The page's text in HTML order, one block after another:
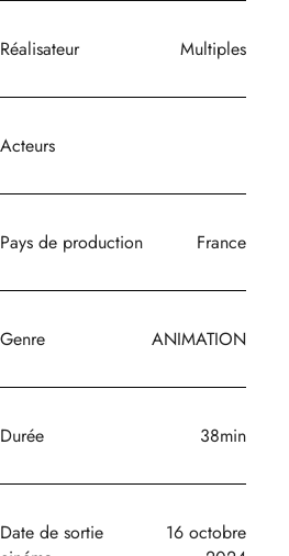
Réalisateur Multiples
Acteurs
Pays de production France
Genre ANIMATION
Durée 38min
Date de sortie
16 octobre